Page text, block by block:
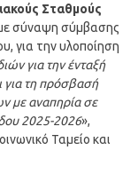
Σταθμούς
σύναψη σύμβασης
για την υλοποίηση
για την ένταξή
για τη πρόσβασή
με αναπηρία σε
2025-2026»,
Ταμείο και